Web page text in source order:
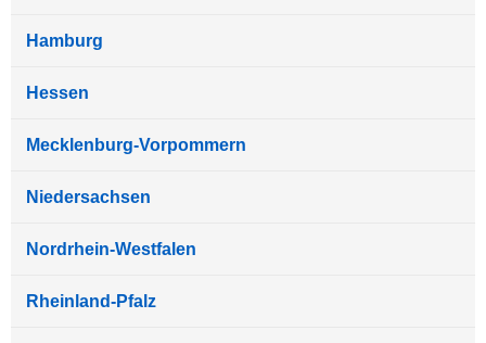
Hamburg
Hessen
Mecklenburg-Vorpommern
Niedersachsen
Nordrhein-Westfalen
Rheinland-Pfalz